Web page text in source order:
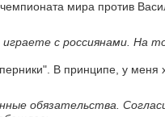
мира против
с россиянами. На
В принципе, у меня
обязательства.